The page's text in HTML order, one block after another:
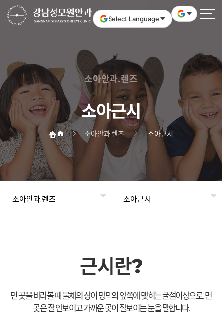
Select Language
소아안과.렌즈
소아근시
소아안과.렌즈 소아근시
소아안과.렌즈 소아근시
근시란?
먼 곳을 바라볼 때 물체의 상이 망막의 앞쪽에 맺히는 굴절이상으로, 먼
곳은 잘 안보이고 가까운 곳이 잘보이는 눈을 말합니다.